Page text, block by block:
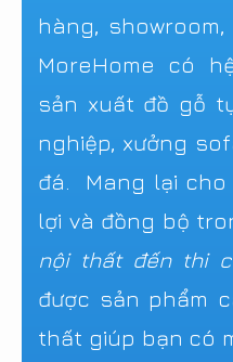
hàng,
MoreHome có
sản xuất đồ gỗ
nghiệp, xưởng
đá. Mang lại
lợi và đồng bộ
nội thất đến thi
được sản phẩm
thất giúp bạn có